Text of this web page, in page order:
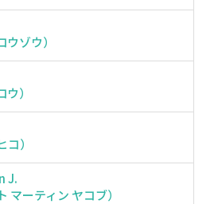
ゾウ）
）
）
J.
マーティン ヤコブ）